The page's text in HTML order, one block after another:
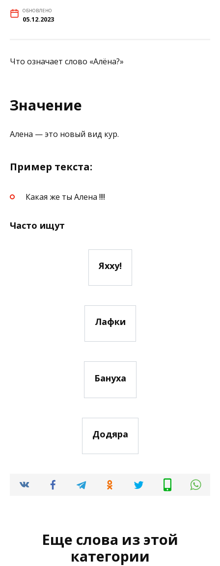
ОБНОВЛЕНО
05.12.2023
Что означает слово «Алёна?»
Значение
Алена — это новый вид кур.
Пример текста:
Какая же ты Алена !!!!
Часто ищут
Яхху!
Лафки
Бануха
Додяра
Еще слова из этой
категории